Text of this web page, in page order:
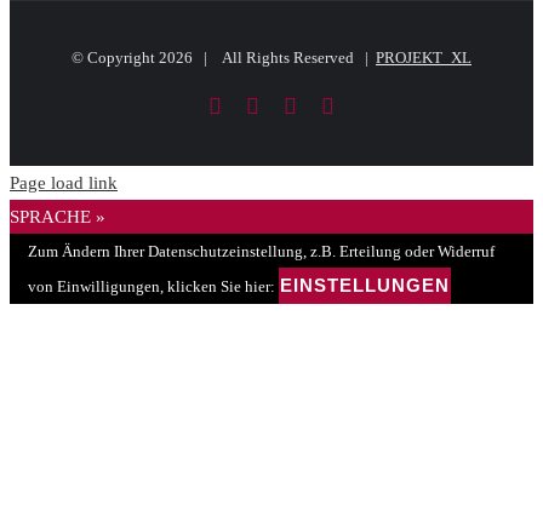
© Copyright 2026 | All Rights Reserved | PROJEKT_XL
FacebookLinkedIn
PayPal
Page load link
SPRACHE »
Zum Ändern Ihrer Datenschutzeinstellung, z.B. Erteilung oder Widerruf
von Einwilligungen, klicken Sie hier: EINSTELLUNGEN